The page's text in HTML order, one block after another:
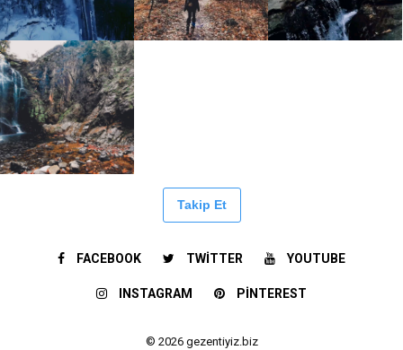
Takip Et
FACEBOOK TWITTER YOUTUBE
INSTAGRAM PINTEREST
© 2026 gezentiyiz.biz